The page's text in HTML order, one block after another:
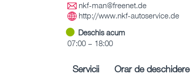
nkf-man@freenet.de
http://www.nkf-autoservice.de
Deschis acum
07:00 – 18:00
Servicii Orar de deschidere